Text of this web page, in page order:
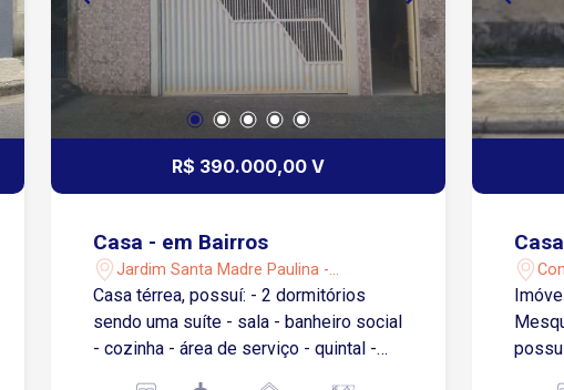
R$ 390.000,00 V
Casa - em Bairros
Jardim Santa Madre Paulina -
Sorocaba/SP
Casa térrea, possuí: - 2 dormitórios
sendo uma suíte - sala - banheiro social
- cozinha - área de serviço - quintal -